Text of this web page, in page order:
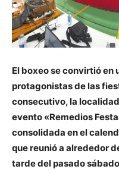
El boxeo se convirtió en
protagonistas de las
consecutivo, la
evento «Remedios
consolidada en el
que reunió a alrededor
tarde del pasado